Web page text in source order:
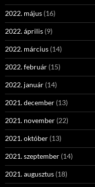
2022. május (16)
2022. április (9)
2022. március (14)
2022. február (15)
2022. január (14)
2021. december (13)
2021. november (22)
2021. október (13)
2021. szeptember (14)
2021. augusztus (18)